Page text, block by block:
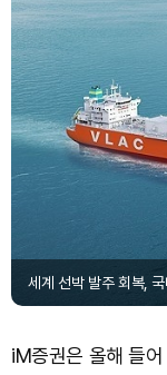
세계 선박 발주 회복,
iM증권은 올해 들